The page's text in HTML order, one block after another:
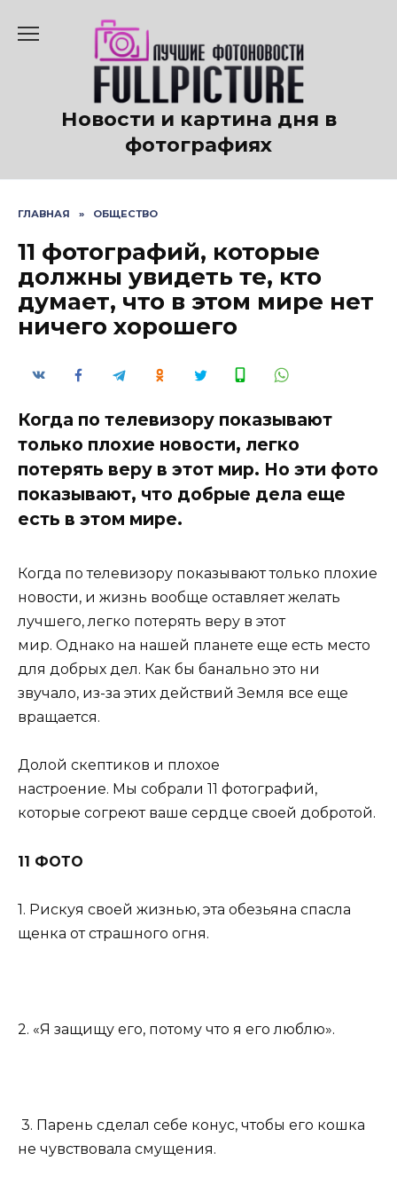
содержанию
Новости и картина дня в
фотографиях
ГЛАВНАЯ » ОБЩЕСТВО
11 фотографий, которые
должны увидеть те, кто
думает, что в этом мире нет
ничего хорошего
Когда по телевизору показывают
только плохие новости, легко
потерять веру в этот мир. Но эти фото
показывают, что добрые дела еще
есть в этом мире.
Когда по телевизору показывают только плохие
новости, и жизнь вообще оставляет желать
лучшего, легко потерять веру в этот
мир. Однако на нашей планете еще есть место
для добрых дел. Как бы банально это ни
звучало, из-за этих действий Земля все еще
вращается.
Долой скептиков и плохое
настроение. Мы собрали 11 фотографий,
которые согреют ваше сердце своей добротой.
11 ФОТО
1. Рискуя своей жизнью, эта обезьяна спасла
щенка от страшного огня.
2. «Я защищу его, потому что я его люблю».
3. Парень сделал себе конус, чтобы его кошка
не чувствовала смущения.